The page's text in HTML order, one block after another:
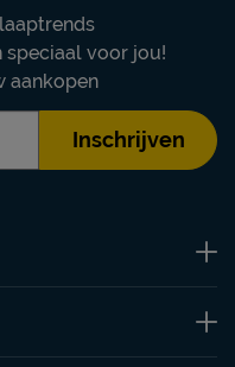
speciaal voor jou!
aankopen
Inschrijven